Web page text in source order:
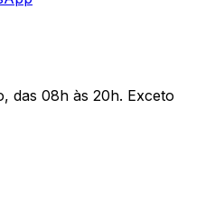
das 08h às 20h. Exceto